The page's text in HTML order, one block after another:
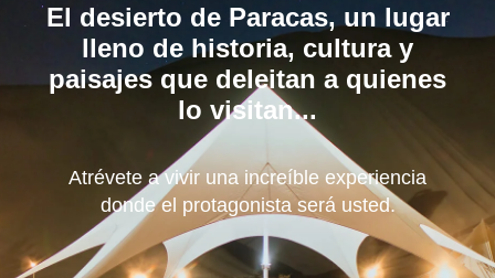
El desierto de Paracas, un lugar
lleno de historia, cultura y
paisajes que deleitan a quienes
lo visitan...
Atrévete a vivir una increíble experiencia
donde el protagonista será usted.